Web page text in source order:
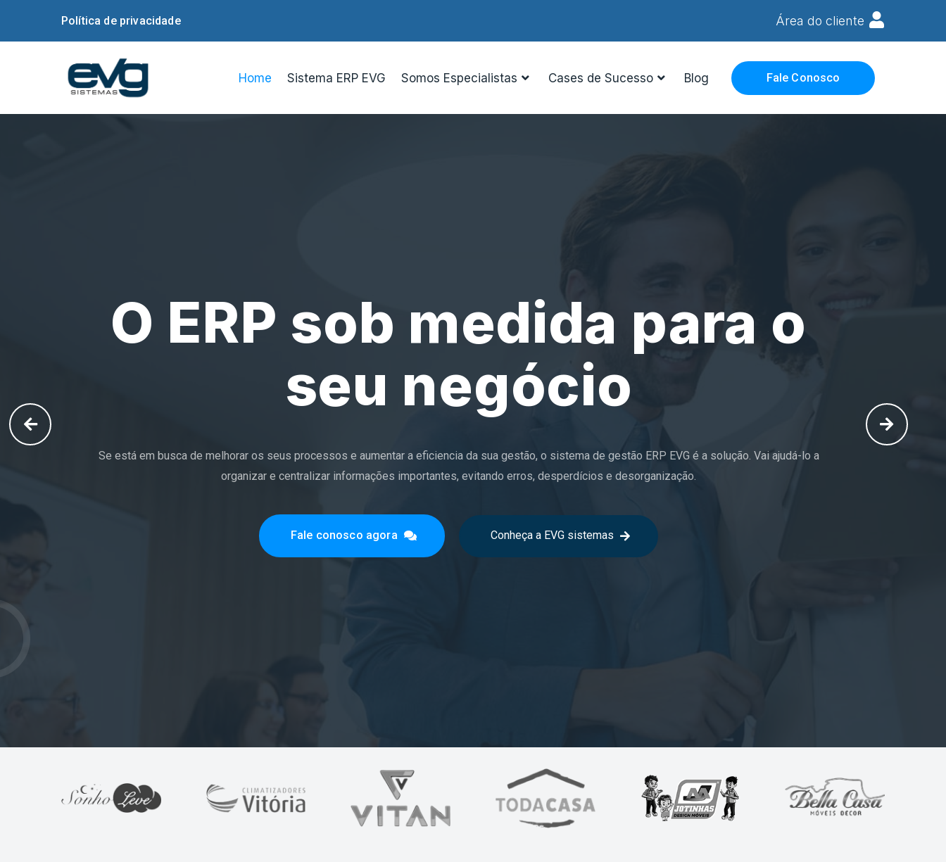
Política de privacidade Área do cliente
Home Sistema ERP EVG Somos Especialistas Cases de Sucesso Blog Fale Conosco
Descomplique a sua
Gestão
Através do Sistema EVG você tem uma gestão empresarial descomplicada e eficiente! Elimine os problemas e erros que vem de processos manuais
e tenha mais agilidade e segurança nas suas ações financeiras, administrativas, de logística, estoque e muito mais
Fale conosco agora Conheça a EVG sistemas